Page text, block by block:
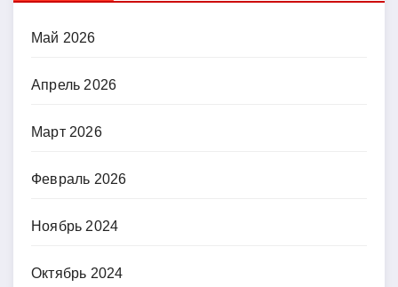
Май 2026
Апрель 2026
Март 2026
Февраль 2026
Ноябрь 2024
Октябрь 2024